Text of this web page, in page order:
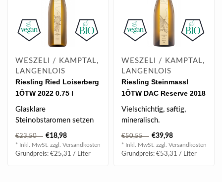
WESZELI / KAMPTAL,
LANGENLOIS
Riesling Ried Loiserberg
1ÖTW 2022 0.75 l
Glasklare
Steinobstaromen setzen
ein erstes Ausrufezeichen.
€23,50 €18,98
* Inkl. MwSt. zzgl. Versandkosten
Grundpreis: €25,31 / Liter
WESZELI / KAMPTAL,
LANGENLOIS
Riesling Steinmassl
1ÖTW DAC Reserve 2018
0.75 l
Vielschichtig, saftig,
mineralisch.
€50,55 €39,98
* Inkl. MwSt. zzgl. Versandkosten
Grundpreis: €53,31 / Liter